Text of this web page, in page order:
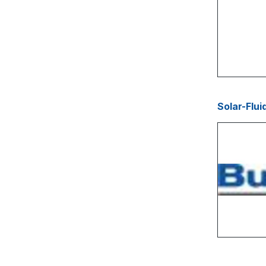
Solar-